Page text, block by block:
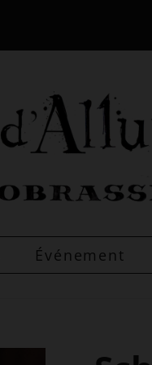
Événement